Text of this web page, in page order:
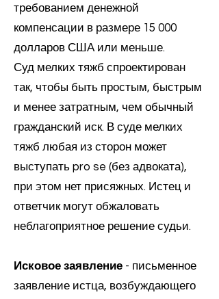
требованием денежной
компенсации в размере 15 000
долларов США или меньше.
Суд мелких тяжб спроектирован
так, чтобы быть простым, быстрым
и менее затратным, чем обычный
гражданский иск. В суде мелких
тяжб любая из сторон может
выступать pro se (без адвоката),
при этом нет присяжных. Истец и
ответчик могут обжаловать
неблагоприятное решение судьи.
Исковое заявление - письменное
заявление истца, возбуждающего